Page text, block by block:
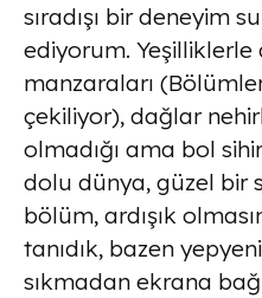
sıradışı bir deneyim
ediyorum.
manzaraları
çekiliyor), dağlar
olmadığı ama bol
dolu dünya, güzel bir
bölüm, ardışık
tanıdık, bazen
sıkmadan ekrana